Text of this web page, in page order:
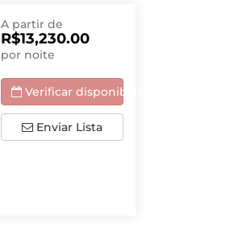
A partir de
R$13,230.00
por noite
Verificar disponibilidade
Enviar Lista